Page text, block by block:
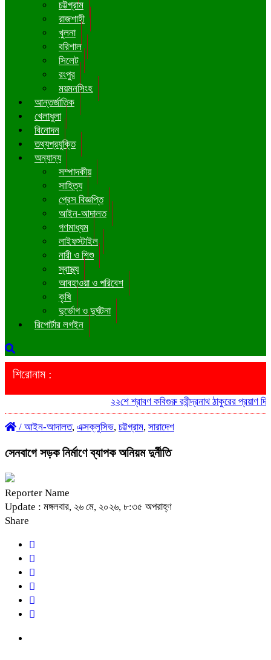
চট্টগ্রাম
রাজশাহী
খুলনা
বরিশাল
সিলেট
রংপুর
ময়মনসিংহ
আন্তর্জাতিক
খেলাধুলা
বিনোদন
তথ্যপ্রযুক্তি
অন্যান্য
সম্পাদকীয়
সাহিত্য
প্রেস বিজ্ঞপ্তি
আইন-আদালত
গণমাধ্যম
লাইফস্টাইল
নারী ও শিশু
স্বাস্থ্য
আবহাওয়া ও পরিবেশ
কৃষি
দুর্ভোগ ও দুর্ঘটনা
রিপোর্টার লগইন
শিরোনাম :
২২শে শ্রাবণ কবিগুরু রবীন্দ্রনাথ ঠাকুরের প্রয়াণ
/ আইন-আদালত, এক্সক্লুসিভ, চট্টগ্রাম, সারাদেশ
সেনবাগে সড়ক নির্মাণে ব্যাপক অনিয়ম দুর্নীতি
Reporter Name
Update : মঙ্গলবার, ২৬ মে, ২০২৬, ৮:৩৫ অপরাহ্ণ
Share